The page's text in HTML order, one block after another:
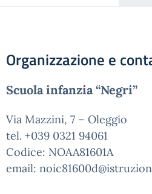
Organizzazione e
Scuola infanzia “Negri”
Via Mazzini, 7 – Oleggio
tel. +039 0321 94061
Codice: NOAA81601A
email: